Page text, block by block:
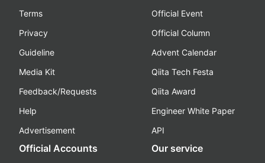
Terms
Privacy
Guideline
Media Kit
Feedback/Requests
Help
Advertisement
Official Event
Official Column
Advent Calendar
Qiita Tech Festa
Qiita Award
Engineer White Paper
API
Official Accounts Our service